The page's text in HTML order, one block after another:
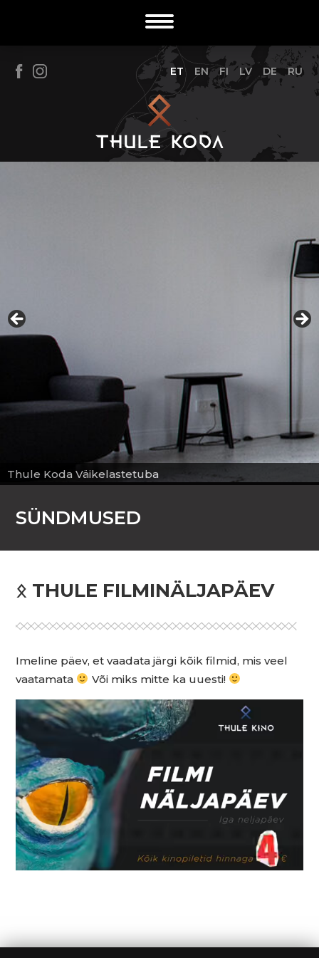
ET EN FI LV DE RU
Koda Väikelastetuba
SÜNDMUSED
ᛟ THULE FILMINÄLJAPÄEV
Imeline päev, et vaadata järgi kõik filmid, mis veel
vaatamata
Või miks mitte ka uuesti!